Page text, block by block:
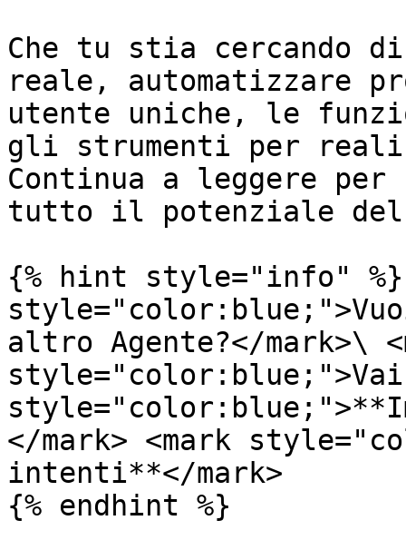
Che tu stia cercando
reale, automatizzare
utente uniche, le
gli strumenti per
Continua a leggere per
tutto il potenziale
{% hint style="info" %}
altro Agente?</mark>\
style="color:blue;">Vai
</mark> <mark
intenti**</mark>